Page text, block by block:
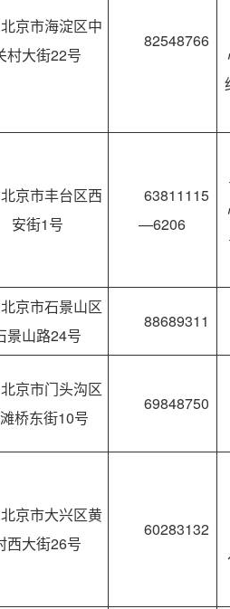
北京市海淀区中
村大街22号
82548766
北京市丰台区西
安街1号
63811115
—6206
北京市石景山区
景山路24号
88689311
北京市门头沟区
桥东街10号
69848750
北京市大兴区黄
西大街26号
60283132